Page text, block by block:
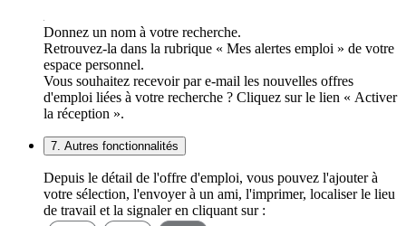
Donnez un nom à votre recherche.
Retrouvez-la dans la rubrique « Mes alertes emploi » de votre
espace personnel.
Vous souhaitez recevoir par e-mail les nouvelles offres
d'emploi liées à votre recherche ? Cliquez sur le lien « Activer
la réception ».
7. Autres fonctionnalités
Depuis le détail de l'offre d'emploi, vous pouvez l'ajouter à
votre sélection, l'envoyer à un ami, l'imprimer, localiser le lieu
de travail et la signaler en cliquant sur :